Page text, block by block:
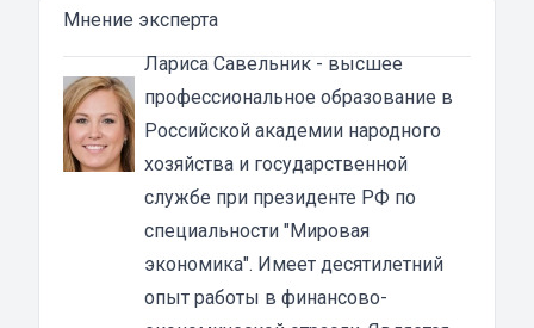
учреждение, которое выдает денежные
ссуды под залог паспорта ТС или самого
автомобиля. В роли актива в таком
ломбарде выступает транспортное средство.
Сумма автозайма зависит от марки, модели
и возраста автотранспорта. В каждом случае
она устанавливается индивидуально после
осмотра машины оценщиком и зависит от
вида кредита:
Мнение эксперта
Лариса Савельник- высшее
профессиональное образование в
Российской академии народного
хозяйства и государственной
службе при президенте РФ по
специальности "Мировая
экономика". Имеет десятилетний
опыт работы в финансово-